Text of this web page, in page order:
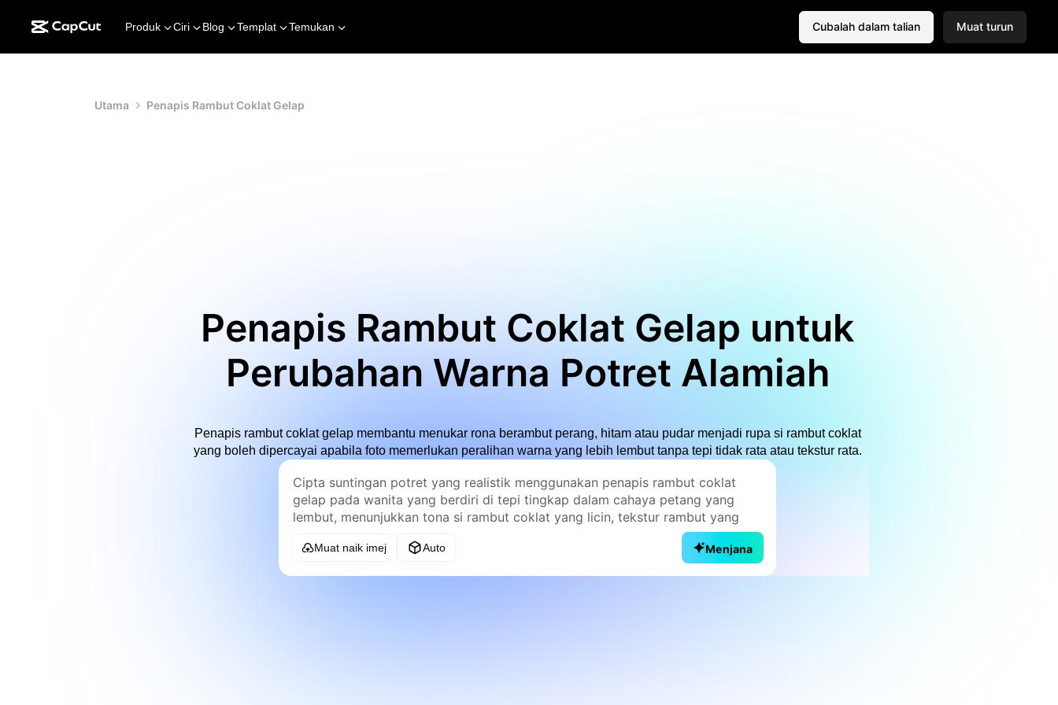
Produk Ciri Blog Templat Temukan Cubalah dalam talian Muat turun
Utama Penapis Rambut Coklat Gelap
Penapis Rambut Coklat Gelap untuk
Perubahan Warna Potret Alamiah
Penapis rambut coklat gelap membantu menukar rona berambut perang, hitam atau pudar menjadi rupa si rambut coklat
yang boleh dipercayai apabila foto memerlukan peralihan warna yang lebih lembut tanpa tepi tidak rata atau tekstur rata.
Muat naik imej Auto Menjana